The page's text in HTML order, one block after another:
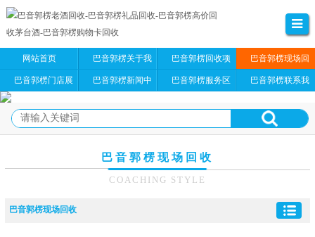
网站首页 巴音郭楞关于我
们
巴音郭楞回收项
目
巴音郭楞现场回
收
巴音郭楞门店展 巴音郭楞新闻中 巴音郭楞服务区 巴音郭楞联系我
巴音郭楞现场回收
COACHING STYLE
巴音郭楞现场回收